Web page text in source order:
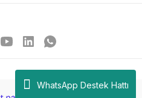
WhatsApp Destek Hattı